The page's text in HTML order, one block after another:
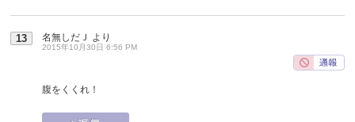
13 名無しだＪ より
2015年10月30日 6:56 PM
腹をくくれ！